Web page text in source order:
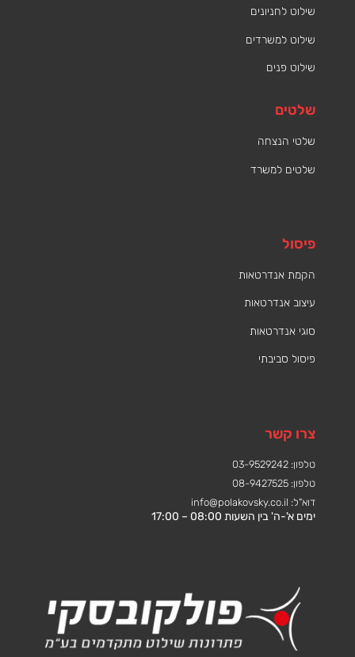
שילוט לחניונים
שילוט למשרדים
שילוט פנים
שלטים
שלטי הנצחה
שלטים למשרד
פיסול
הקמת אנדרטאות
עיצוב אנדרטאות
סוגי אנדרטאות
פיסול סביבתי
צרו קשר
טלפון: 03-9529242
טלפון: 08-9427525
דוא"ל: info@polakovsky.co.il
ימים א'-ה' בין השעות 08:00 – 17:00